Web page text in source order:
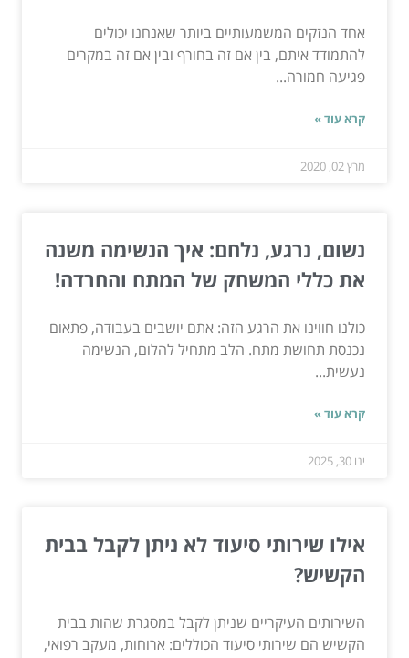
אחד הנזקים המשמעותיים ביותר שאנחנו יכולים
להתמודד איתם, בין אם זה בחורף ובין אם זה במקרים
פגיעה חמורה...
קרא עוד »
מרץ 02, 2020
נשום, נרגע, נלחם: איך הנשימה משנה
את כללי המשחק של המתח והחרדה!
כולנו חווינו את הרגע הזה: אתם יושבים בעבודה, פתאום
נכנסת תחושת מתח. הלב מתחיל להלום, הנשימה
נעשית...
קרא עוד »
ינו 30, 2025
אילו שירותי סיעוד לא ניתן לקבל בבית
הקשיש?
השירותים העיקריים שניתן לקבל במסגרת שהות בבית
הקשיש הם שירותי סיעוד הכוללים: ארוחות, מעקב רפואי,